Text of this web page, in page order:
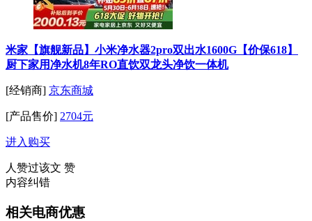
米家【旗舰新品】小米净水器2pro双出水1600G【价保618】
厨下家用净水机8年RO直饮双龙头净饮一体机
[经销商] 京东商城
[产品售价] 2704元
进入购买
人赞过该文 赞
内容纠错
相关电商优惠